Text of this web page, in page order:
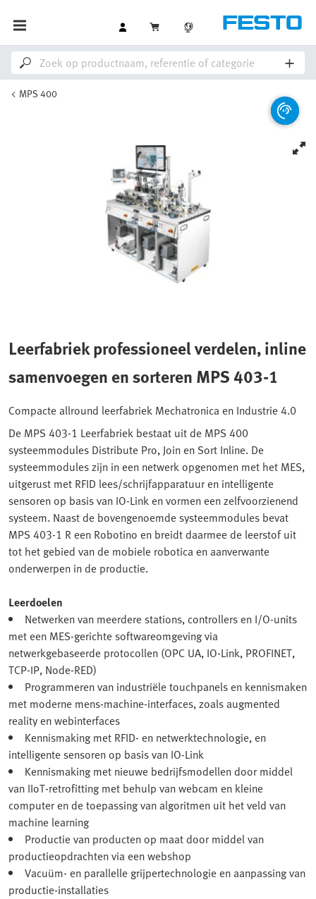
MPS 400
Leerfabriek professioneel verdelen, inline
samenvoegen en sorteren MPS 403-1
Compacte allround leerfabriek Mechatronica en Industrie 4.0
De MPS 403-1 Leerfabriek bestaat uit de MPS 400
systeemmodules Distribute Pro, Join en Sort Inline. De
systeemmodules zijn in een netwerk opgenomen met het MES,
uitgerust met RFID lees/schrijfapparatuur en intelligente
sensoren op basis van IO-Link en vormen een zelfvoorzienend
systeem. Naast de bovengenoemde systeemmodules bevat
MPS 403-1 R een Robotino en breidt daarmee de leerstof uit
tot het gebied van de mobiele robotica en aanverwante
onderwerpen in de productie.
Leerdoelen
Netwerken van meerdere stations, controllers en I/O-units
met een MES-gerichte softwareomgeving via
netwerkgebaseerde protocollen (OPC UA, IO-Link, PROFINET,
TCP-IP, Node-RED)
Programmeren van industriële touchpanels en kennismaken
met moderne mens-machine-interfaces, zoals augmented
reality en webinterfaces
Kennismaking met RFID- en netwerktechnologie, en
intelligente sensoren op basis van IO-Link
Kennismaking met nieuwe bedrijfsmodellen door middel
van IIoT-retrofitting met behulp van webcam en kleine
computer en de toepassing van algoritmen uit het veld van
machine learning
Productie van producten op maat door middel van
productieopdrachten via een webshop
Vacuüm- en parallelle grijpertechnologie en aanpassing van
productie-installaties